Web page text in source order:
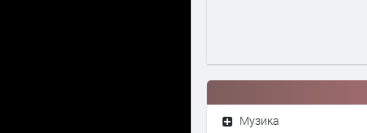
Музика